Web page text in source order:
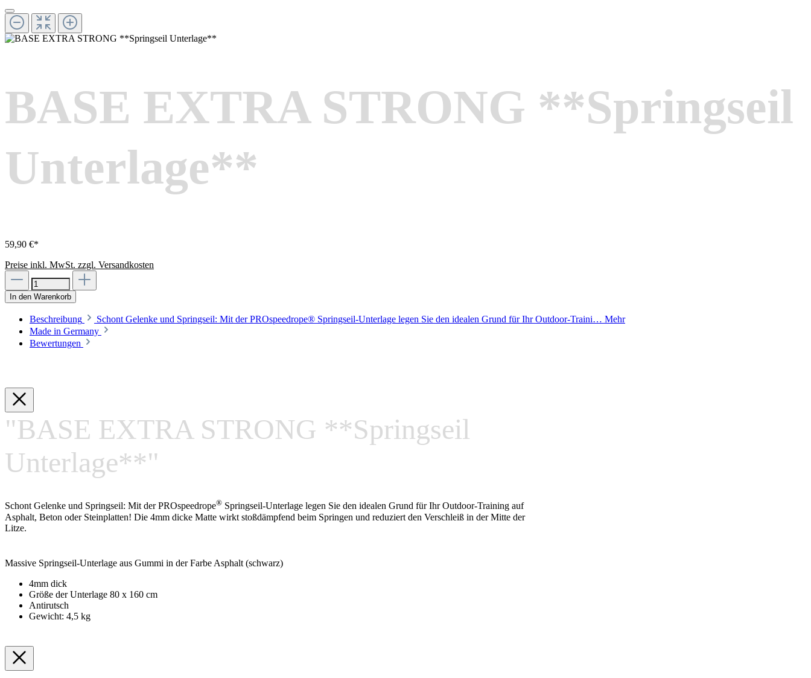
BASE EXTRA STRONG **Springseil
Unterlage**
59,90 €*
Preise inkl. MwSt. zzgl. Versandkosten
In den Warenkorb
Beschreibung Schont Gelenke und Springseil: Mit der PROspeedrope® Springseil-Unterlage legen Sie den idealen Grund für Ihr Outdoor-Traini… Mehr
Made in Germany
Bewertungen
"BASE EXTRA STRONG **Springseil
Unterlage**"
Schont Gelenke und Springseil: Mit der PROspeedrope® Springseil-Unterlage legen Sie den idealen Grund für Ihr Outdoor-Training auf
Asphalt, Beton oder Steinplatten! Die 4mm dicke Matte wirkt stoßdämpfend beim Springen und reduziert den Verschleiß in der Mitte der
Litze.
Massive Springseil-Unterlage aus Gummi in der Farbe Asphalt (schwarz)
4mm dick
Größe der Unterlage 80 x 160 cm
Antirutsch
Gewicht: 4,5 kg